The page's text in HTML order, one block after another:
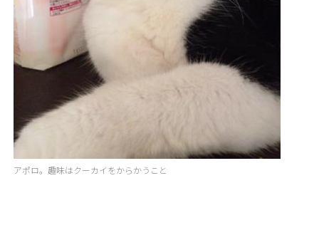
アポロ。趣味はクーカイをからかうこと